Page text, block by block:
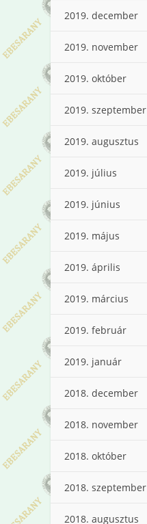
2019. december
2019. november
2019. október
2019. szeptember
2019. augusztus
2019. július
2019. június
2019. május
2019. április
2019. március
2019. február
2019. január
2018. december
2018. november
2018. október
2018. szeptember
2018. augusztus